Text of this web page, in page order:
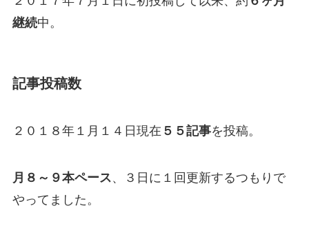
継続中。
記事投稿数
２０１８年１月１４日現在 ５５記事を投稿。
月８～９本ペース、３日に１回更新するつもりで
やってました。